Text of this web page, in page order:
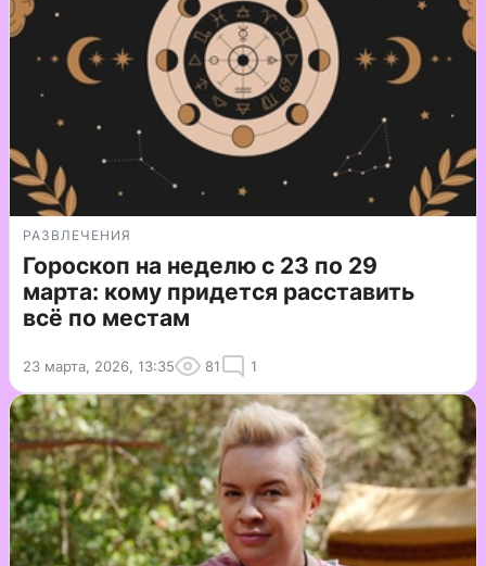
РАЗВЛЕЧЕНИЯ
Гороскоп на неделю с 23 по 29
марта: кому придется расставить
всё по местам
23 марта, 2026, 13:35 81 1